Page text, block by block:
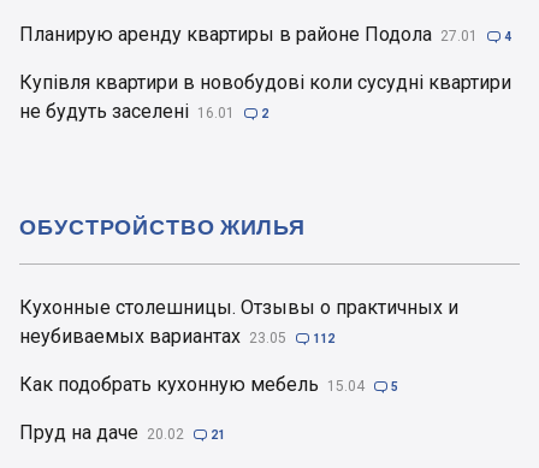
Планирую аренду квартиры в районе Подола 27.01  4
Купівля квартири в новобудові коли сусудні квартири
не будуть заселені 16.01  2
Кухонные столешницы. Отзывы о практичных и
неубиваемых вариантах 23.05  112
Как подобрать кухонную мебель 15.04  5
Пруд на даче 20.02  21
ОБУСТРОЙСТВО ЖИЛЬЯ